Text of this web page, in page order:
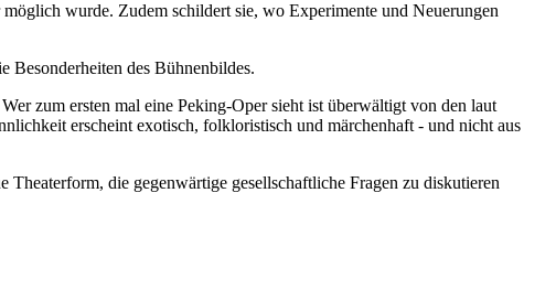
wurde. Zudem schildert sie, wo Experimente und Neuerungen
Besonderheiten des Bühnenbildes.
zum ersten mal eine Peking-Oper sieht ist überwältigt von den laut
erscheint exotisch, folkloristisch und märchenhaft - und nicht aus
die gegenwärtige gesellschaftliche Fragen zu diskutieren